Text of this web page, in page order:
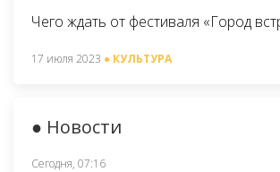
Чего ждать от фестиваля «Город
17 июля 2023 ● КУЛЬТУРА
● Новости
Сегодня, 07:16